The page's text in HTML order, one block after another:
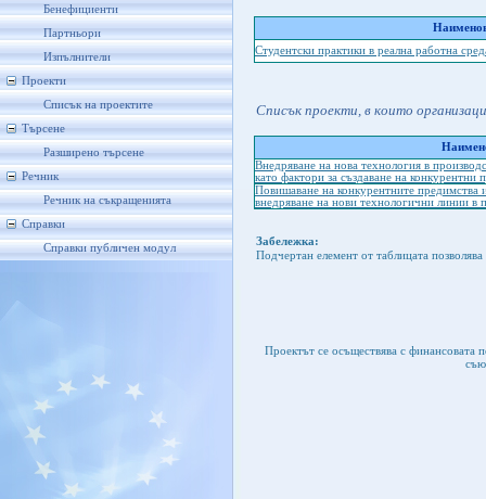
Бенефициенти
Партньори
Изпълнители
Проекти
Списък на проектите
Търсене
Разширено търсене
Речник
Речник на съкращенията
Справки
Справки публичен модул
Студентски практики в реална работна
Списък проекти, в които
Внедряване на нова технология в
като фактори за създаване на
Повишаване на конкурентните предимства
внедряване на нови технологични линии в
Забележка:
Подчертан елемент от таблицата
Проектът се осъществява с финансовата